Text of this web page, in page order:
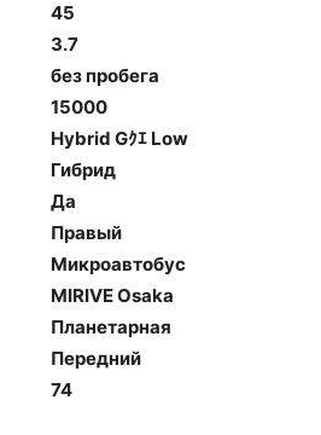
45
3.7
без пробега
15000
Hybrid Gｸｴ Low
Гибрид
Да
Правый
Микроавтобус
MIRIVE Osaka
Планетарная
Передний
74